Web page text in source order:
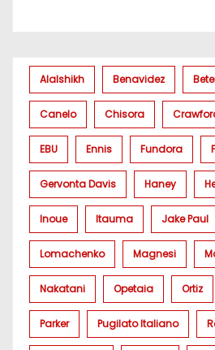
Alalshikh Benavidez
Canelo Chisora
EBU Ennis Fundora
Gervonta Davis Haney
Inoue Itauma Jake Paul
Lomachenko Magnesi
Nakatani Opetaia Ortiz
Parker Pugilato Italiano